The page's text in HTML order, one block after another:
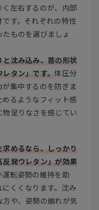
左右するのが、内部
す。それぞれの特性
ものを選びましょ
沈み込み、首の形状
レタン」です。体圧分
集中するのを防ぎま
るようなフィット感
足りなさを感じてい
めるなら、しっかり
発ウレタン」が効果
転姿勢の維持を助
くくなります。沈み
や、姿勢の崩れが気